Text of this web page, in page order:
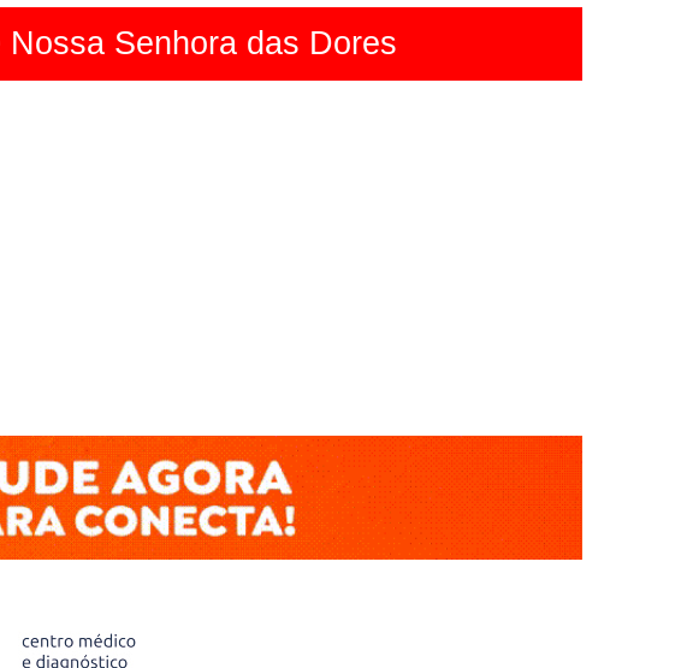
Senhora das Dores